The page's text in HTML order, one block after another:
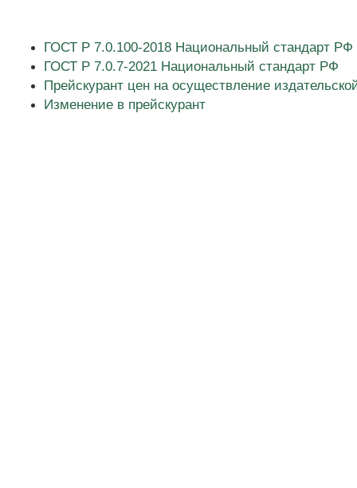
ГОСТ Р 7.0.100-2018 Национальный стандарт РФ
ГОСТ Р 7.0.7-2021 Национальный стандарт РФ
Прейскурант цен на осуществление
Изменение в прейскурант